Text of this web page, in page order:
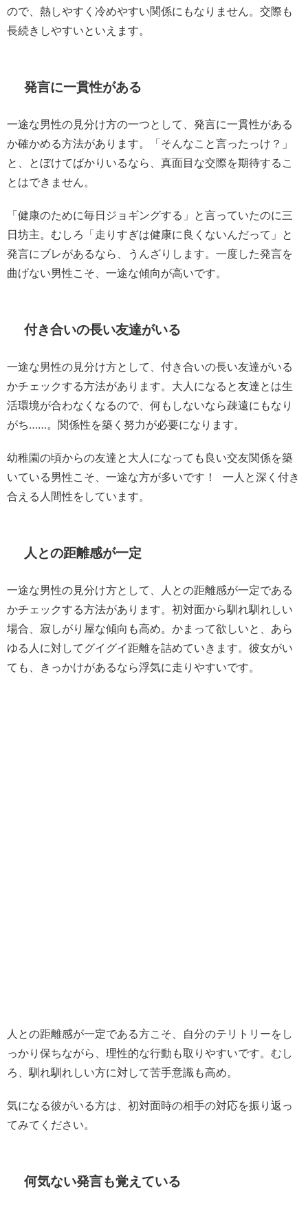
ので、熱しやすく冷めやすい関係にもなりません。交際も
長続きしやすいといえます。
発言に一貫性がある
一途な男性の見分け方の一つとして、発言に一貫性がある
か確かめる方法があります。「そんなこと言ったっけ？」
と、とぼけてばかりいるなら、真面目な交際を期待するこ
とはできません。
「健康のために毎日ジョギングする」と言っていたのに三
日坊主。むしろ「走りすぎは健康に良くないんだって」と
発言にブレがあるなら、うんざりします。一度した発言を
曲げない男性こそ、一途な傾向が高いです。
付き合いの長い友達がいる
一途な男性の見分け方として、付き合いの長い友達がいる
かチェックする方法があります。大人になると友達とは生
活環境が合わなくなるので、何もしないなら疎遠にもなり
がち……。関係性を築く努力が必要になります。
幼稚園の頃からの友達と大人になっても良い交友関係を築
いている男性こそ、一途な方が多いです！ 一人と深く付き
合える人間性をしています。
人との距離感が一定
一途な男性の見分け方として、人との距離感が一定である
かチェックする方法があります。初対面から馴れ馴れしい
場合、寂しがり屋な傾向も高め。かまって欲しいと、あら
ゆる人に対してグイグイ距離を詰めていきます。彼女がい
ても、きっかけがあるなら浮気に走りやすいです。
人との距離感が一定である方こそ、自分のテリトリーをし
っかり保ちながら、理性的な行動も取りやすいです。むし
ろ、馴れ馴れしい方に対して苦手意識も高め。
気になる彼がいる方は、初対面時の相手の対応を振り返っ
てみてください。
何気ない発言も覚えている